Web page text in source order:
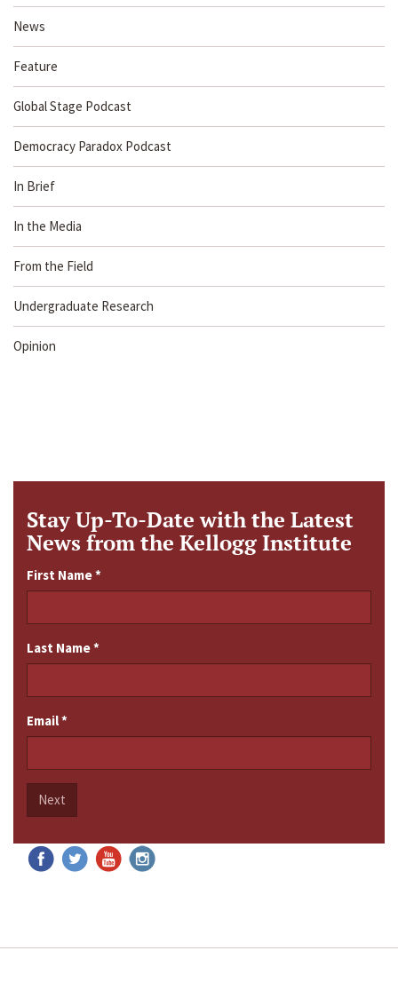
News
Feature
Global Stage Podcast
Democracy Paradox Podcast
In Brief
In the Media
From the Field
Undergraduate Research
Opinion
Stay Up-To-Date with the Latest
News from the Kellogg Institute
First Name*
Last Name*
Email*
Next